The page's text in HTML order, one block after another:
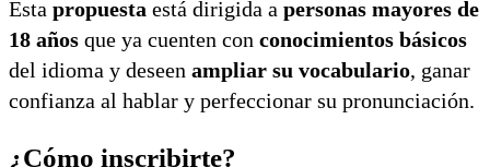
Esta propuesta está dirigida a personas mayores de
18 años que ya cuenten con conocimientos básicos
del idioma y deseen ampliar su vocabulario, ganar
confianza al hablar y perfeccionar su pronunciación.
¿Cómo inscribirte?